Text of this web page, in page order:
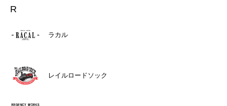
R
ラカル
レイルロードソック